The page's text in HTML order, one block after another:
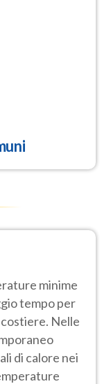
minime
tempo per
Nelle
di calore nei